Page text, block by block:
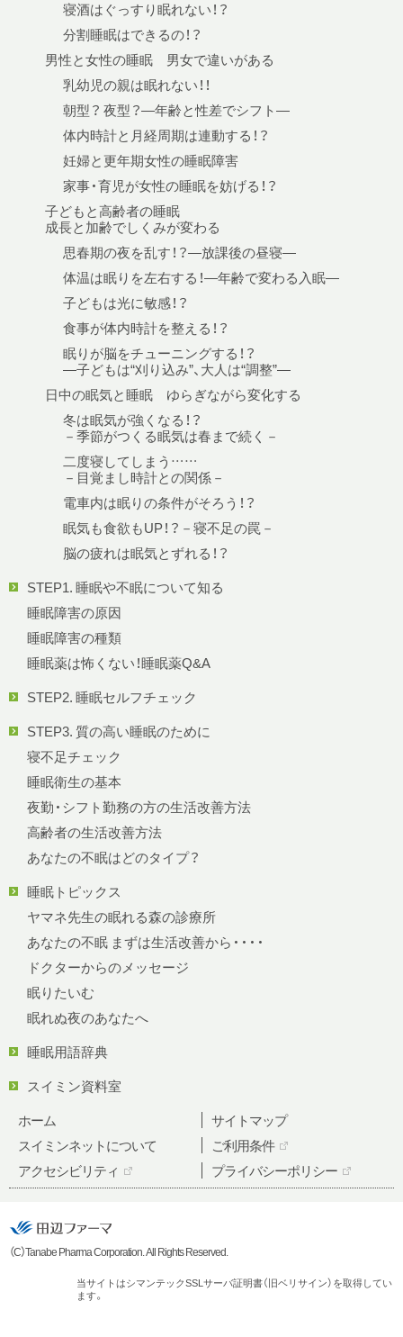
寝酒はぐっすり眠れない！？
分割睡眠はできるの！？
男性と女性の睡眠 男女で違いがある
乳幼児の親は眠れない！！
朝型？ 夜型？—年齢と性差でシフト—
体内時計と月経周期は連動する！？
妊婦と更年期女性の睡眠障害
家事・育児が女性の睡眠を妨げる！？
子どもと高齢者の睡眠
成長と加齢でしくみが変わる
思春期の夜を乱す！？—放課後の昼寝—
体温は眠りを左右する！—年齢で変わる入眠—
子どもは光に敏感！？
食事が体内時計を整える！？
眠りが脳をチューニングする！？
—子どもは“刈り込み”、大人は“調整”—
日中の眠気と睡眠 ゆらぎながら変化する
冬は眠気が強くなる！？
－季節がつくる眠気は春まで続く－
二度寝してしまう……
－目覚まし時計との関係－
電車内は眠りの条件がそろう！？
眠気も食欲もUP！？－寝不足の罠－
脳の疲れは眠気とずれる！？
STEP1. 睡眠や不眠について知る
睡眠障害の原因
睡眠障害の種類
睡眠薬は怖くない！睡眠薬Q&A
STEP2. 睡眠セルフチェック
STEP3. 質の高い睡眠のために
寝不足チェック
睡眠衛生の基本
夜勤・シフト勤務の方の生活改善方法
高齢者の生活改善方法
あなたの不眠はどのタイプ？
睡眠トピックス
ヤマネ先生の眠れる森の診療所
あなたの不眠 まずは生活改善から・・・・
ドクターからのメッセージ
眠りたいむ
眠れぬ夜のあなたへ
睡眠用語辞典
スイミン資料室
ホーム
サイトマップ
スイミンネットについて
ご利用条件
アクセシビリティ
プライバシーポリシー
（C）Tanabe Pharma Corporation. All Rights Reserved.
当サイトはシマンテックSSLサーバ証明書（旧ベリサイン）を取得してい
ます。